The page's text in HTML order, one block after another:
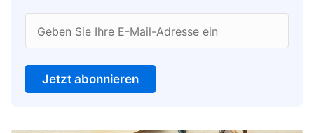
Geben Sie Ihre E-Mail-Adresse ein
Jetzt abonnieren